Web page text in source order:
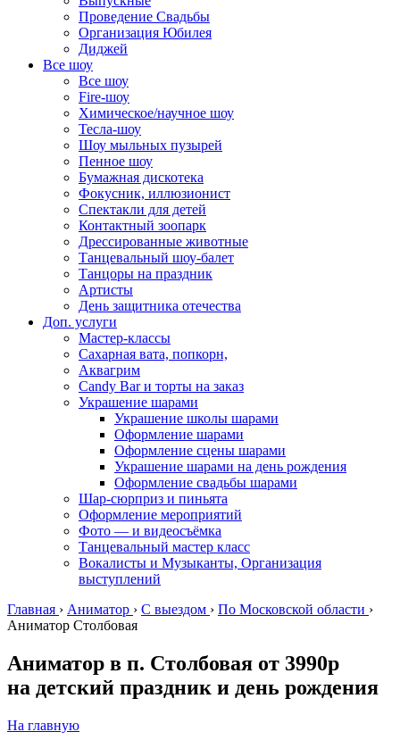
Проведение Свадьбы
Организация Юбилея
Диджей
Все шоу
Все шоу
Fire-шоу
Химическое/научное шоу
Тесла-шоу
Шоу мыльных пузырей
Пенное шоу
Бумажная дискотека
Фокусник, иллюзионист
Спектакли для детей
Контактный зоопарк
Дрессированные животные
Танцевальный шоу-балет
Танцоры на праздник
Артисты
День защитника отечества
Доп. услуги
Мастер-классы
Сахарная вата, попкорн,
Аквагрим
Candy Bar и торты на заказ
Украшение шарами
Украшение школы шарами
Оформление шарами
Оформление сцены шарами
Украшение шарами на день рождения
Оформление свадьбы шарами
Шар-сюрприз и пиньята
Оформление мероприятий
Фото — и видеосъёмка
Танцевальный мастер класс
Вокалисты и Музыканты, Организация
выступлений
Главная › Аниматор › С выездом › По Московской области ›
Аниматор Столбовая
Аниматор в п. Столбовая от 3990р
на детский праздник и день рождения
На главную